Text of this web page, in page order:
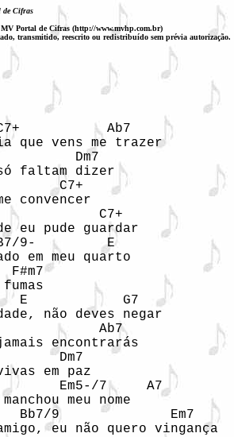
de Cifras
Portal de Cifras (http://www.mvhp.com.br)
transmitido, reescrito ou redistribuído sem prévia autorização.
Ab7
que vens me trazer
Dm7
faltam dizer
C7+
convencer
C7+
eu pude guardar
9-         E
em meu quarto
F#m7
E            G7
não deves negar
Ab7
encontrarás
Dm7
em paz
Em5-/7     A7
meu nome
Bb7/9              Em7
eu não quero vingança